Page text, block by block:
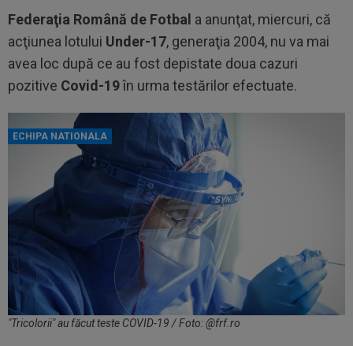
Federaţia Română de Fotbal a anunţat, miercuri, că
acţiunea lotului Under-17, generaţia 2004, nu va mai
avea loc după ce au fost depistate doua cazuri
pozitive Covid-19în urma testărilor efectuate.
ECHIPA NATIONALA
"Tricolorii" au făcut teste COVID-19 / Foto: @frf.ro